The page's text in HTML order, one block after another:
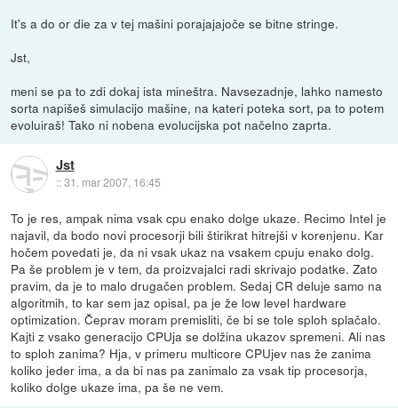
It's a do or die za v tej mašini porajajajoče se bitne stringe.
Jst,
meni se pa to zdi dokaj ista mineštra. Navsezadnje, lahko namesto
sorta napišeš simulacijo mašine, na kateri poteka sort, pa to potem
evoluiraš! Tako ni nobena evolucijska pot načelno zaprta.
Jst
::31. mar 2007, 16:45
To je res, ampak nima vsak cpu enako dolge ukaze. Recimo Intel je
najavil, da bodo novi procesorji bili štirikrat hitrejši v korenjenu. Kar
hočem povedati je, da ni vsak ukaz na vsakem cpuju enako dolg.
Pa še problem je v tem, da proizvajalci radi skrivajo podatke. Zato
pravim, da je to malo drugačen problem. Sedaj CR deluje samo na
algoritmih, to kar sem jaz opisal, pa je že low level hardware
optimization. Čeprav moram premisliti, če bi se tole sploh splačalo.
Kajti z vsako generacijo CPUja se dolžina ukazov spremeni. Ali nas
to sploh zanima? Hja, v primeru multicore CPUjev nas že zanima
koliko jeder ima, a da bi nas pa zanimalo za vsak tip procesorja,
koliko dolge ukaze ima, pa še ne vem.